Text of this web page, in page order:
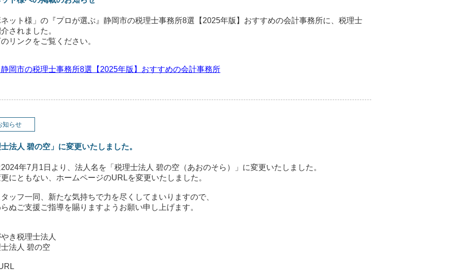
ネット様」の『プロが選ぶ』静岡市の税理士事務所8選【2025年版】おすすめの会計事務所に、税理士
されました。
リンクをご覧ください。
静岡市の税理士事務所8選【2025年版】おすすめの会計事務所
知らせ
法人 碧の空」に変更いたしました。
年7月1日より、法人名を「税理士法人 碧の空（あおのそら）」に変更いたしました。
にともない、ホームページのURLを変更いたしました。
ッフ一同、新たな気持ちで力を尽くしてまいりますので、
ぬご支援ご指導を賜りますようお願い申し上げます。
き税理士法人
法人 碧の空